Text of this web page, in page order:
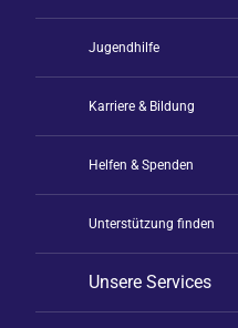
Jugendhilfe
Karriere & Bildung
Helfen & Spenden
Unterstützung finden
Unsere Services